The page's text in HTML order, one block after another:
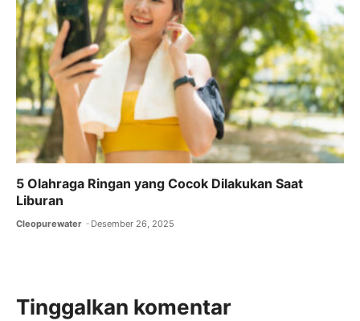
5 Olahraga Ringan yang Cocok Dilakukan Saat
Liburan
Cleopurewater Desember 26, 2025
Tinggalkan komentar